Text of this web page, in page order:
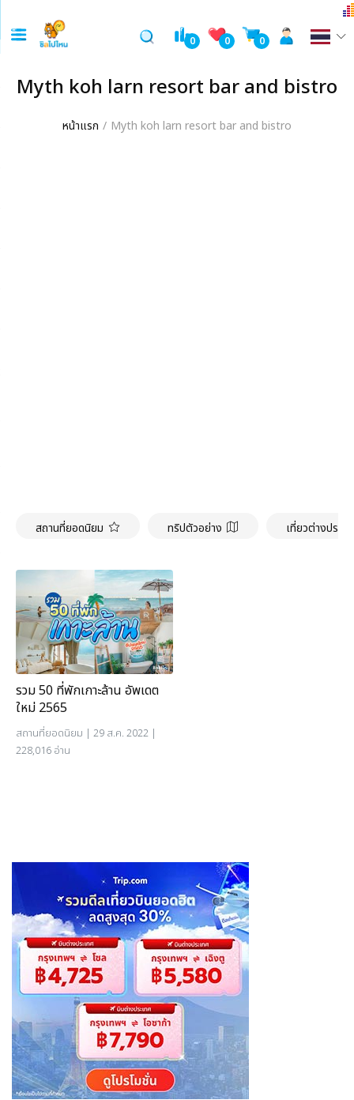
0 0 0
Myth koh larn resort bar and bistro
หน้าแรก Myth koh larn resort bar and bistro
สถานที่ยอดนิยม ทริปตัวอย่าง เที่ยวต่างประเ
รวม 50 ที่พักเกาะล้าน อัพเดต
ใหม่ 2565
สถานที่ยอดนิยม | 29 ส.ค. 2022 |
228,016 อ่าน